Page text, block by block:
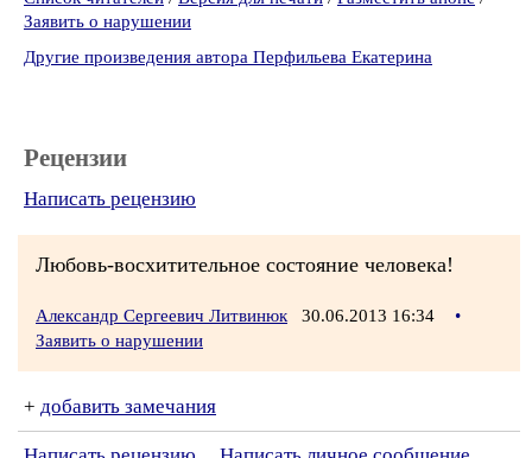
Заявить о нарушении
Другие произведения автора Перфильева Екатерина
Рецензии
Написать рецензию
Любовь-восхитительное состояние человека!
Александр Сергеевич Литвинюк 30.06.2013 16:34
•
Заявить о нарушении
+ добавить замечания